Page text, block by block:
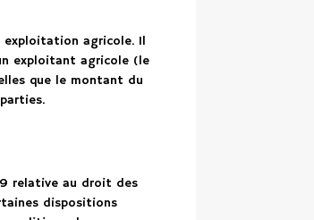
exploitation agricole. Il
exploitant agricole (le
que le montant du
relative au droit des
dispositions